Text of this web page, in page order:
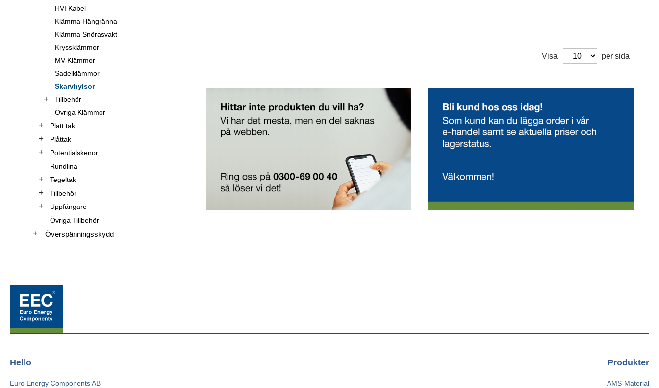
Visa per sida
HVI Kabel
Klämma Hängränna
Klämma Snörasvakt
Kryssklämmor
MV-Klämmor
Sadelklämmor
Skarvhylsor
Tillbehör
Övriga Klämmor
Platt tak
Plåttak
Potentialskenor
Rundlina
Tegeltak
Tillbehör
Uppfångare
Övriga Tillbehör
Överspänningsskydd
Produkter
AMS-Material
Hello
Euro Energy Components AB